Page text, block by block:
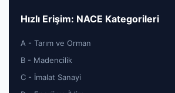
Hızlı Erişim: NACE Kategorileri
A - Tarım ve Orman
B - Madencilik
C - İmalat Sanayi